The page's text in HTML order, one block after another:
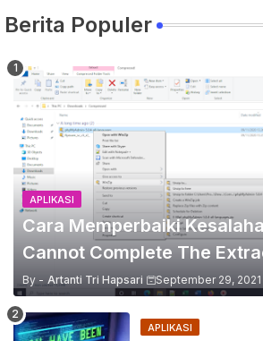
Berita Populer
APLIKASI
Cara Memperbaiki
Cannot Complete The
By - Artanti Tri Hapsari September 29, 2021
APLIKASI